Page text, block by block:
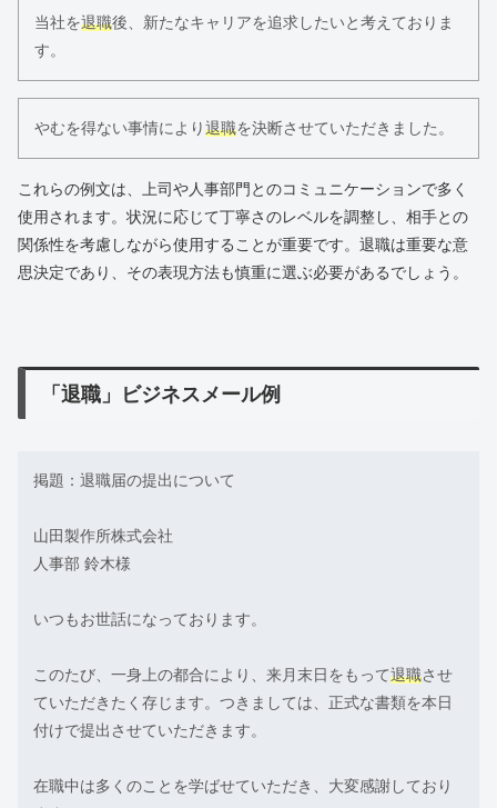
当社を退職後、新たなキャリアを追求したいと考えておりま
す。
やむを得ない事情により退職を決断させていただきました。
これらの例文は、上司や人事部門とのコミュニケーションで多く
使用されます。状況に応じて丁寧さのレベルを調整し、相手との
関係性を考慮しながら使用することが重要です。退職は重要な意
思決定であり、その表現方法も慎重に選ぶ必要があるでしょう。
「退職」ビジネスメール例
掲題：退職届の提出について
山田製作所株式会社
人事部 鈴木様
いつもお世話になっております。
このたび、一身上の都合により、来月末日をもって退職させ
ていただきたく存じます。つきましては、正式な書類を本日
付けで提出させていただきます。
在職中は多くのことを学ばせていただき、大変感謝しており